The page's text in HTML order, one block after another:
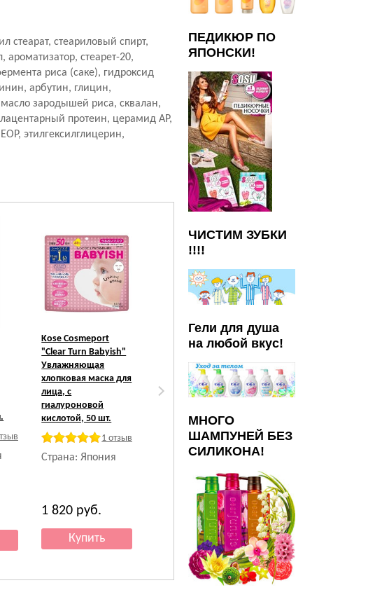
стеарат, стеариловый спирт,
ароматизатор, стеарет-20,
риса (саке), гидроксид
арбутин, глицин,
масло зародышей риса, сквалан,
протеин, церамид AP,
этилгексилглицерин,
Kose Cosmeport
"Clear Turn Babyish"
Увлажняющая
хлопковая маска для
лица, с
гиалуроновой
кислотой, 50 шт.
1 отзыв
Страна: Япония
1 820 руб.
Kose Cosmeport
Увлажняющий гель
для лица с
гиалуроновой
кислотой, 100 г.
Страна: Япония
руб.
Kose Cosmeport
"Clear Turn"
Восстанавливающий
крем для кожи
вокруг глаз с
г.
1 822
ПЕДИКЮР ПО
ЯПОНСКИ!
ЧИСТИМ ЗУБКИ
!!!!
Гели для душа
на любой вкус!
МНОГО
ШАМПУНЕЙ БЕЗ
СИЛИКОНА!